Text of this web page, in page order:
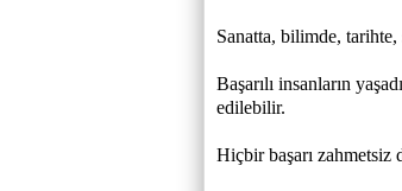
Sanatta, bilimde, tarihte,
Başarılı insanların
edilebilir.
Hiçbir başarı zahmetsiz